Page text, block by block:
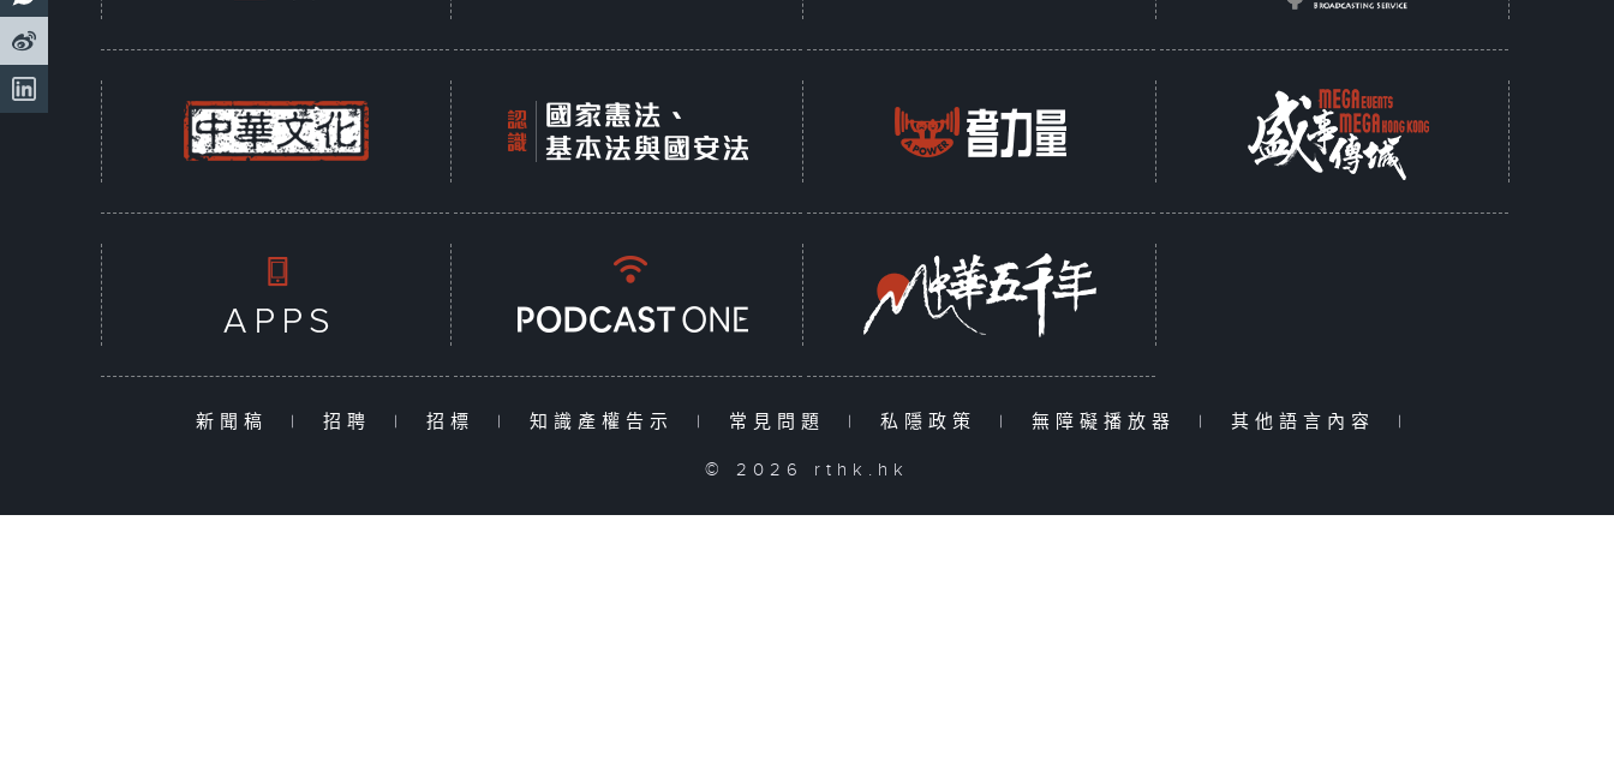
新聞稿 | 招聘 | 招標 | 知識產權告示 | 常見問題 | 私隱政策 | 無障礙播放器 | 其他語言內容 |
© 2026 rthk.hk